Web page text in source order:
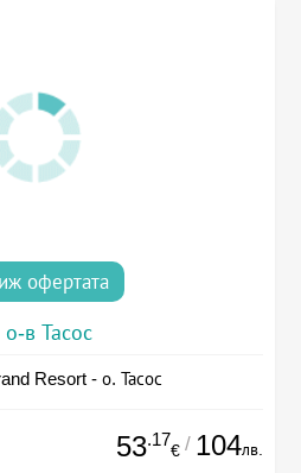
офертата
о-в Тасос
Resort - о. Тасос
53.17
€ / 104лв.